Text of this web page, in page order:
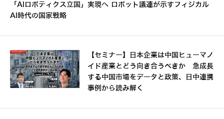
「AIロボティクス立国」実現へ ロボット議連が示すフィジカル
AI時代の国家戦略
【セミナー】日本企業は中国ヒューマノ
イド産業とどう向き合うべきか 急成長
する中国市場をデータと政策、日中連携
事例から読み解く